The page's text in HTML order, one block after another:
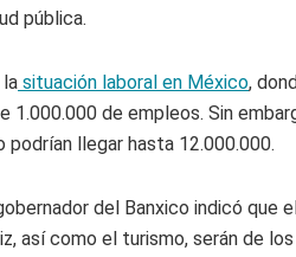
pública.
situación laboral en México,
1.000.000 de empleos. Sin
llegar hasta 12.000.000.
del Banxico indicó que
así como el turismo, serán de